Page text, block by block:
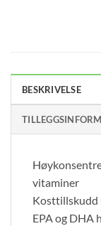
BESKRIVELSE
vitaminer
Kosttillskudd
EPA og DHA